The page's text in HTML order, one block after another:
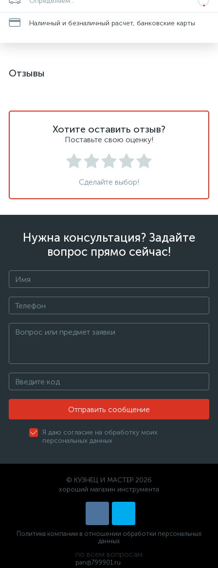
Наличный и безналичный расчет, банковские карты
Отзывы
Хотите оставить отзыв?
Поставьте свою оценку!
Сделайте выбор!
Нужна консультация? Задайте
вопрос прямо сейчас!
Отправить сообщение
Я даю согласие на обработку моих
персональных данных
© КУЗНЕЦ И МАСТЕР 2026
хороший магазин инструмента
Политика компании в отношении обработки персональных
данных
по всем вопросам
pan@799901.ru